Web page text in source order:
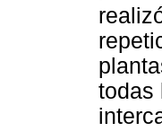
todas